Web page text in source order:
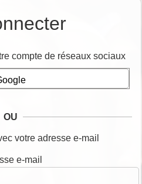
compte de réseaux sociaux
OU
votre adresse e-mail
e-mail